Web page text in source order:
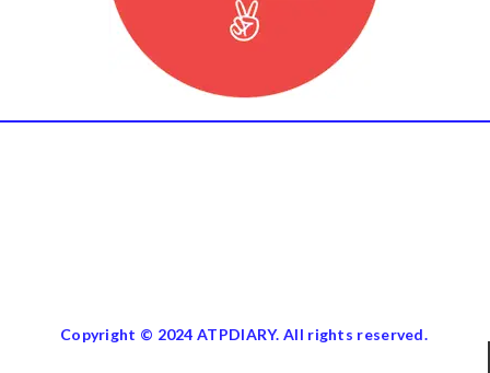
Copyright © 2024 ATPDIARY. All rights reserved.